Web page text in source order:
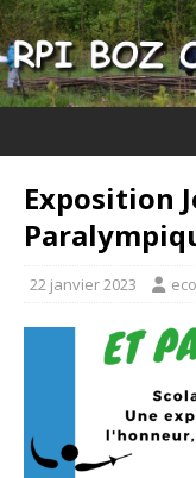
Exposition
22 janvier 2023